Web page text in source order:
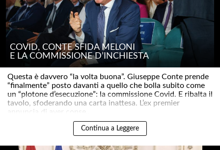
COVID, CONTE SFIDA MELONI
E LA COMMISSIONE D’INCHIESTA
Questa è davvero “la volta buona”. Giuseppe Conte prende
“finalmente” posto davanti a quello che bolla subito come
un “plotone d’esecuzione”: la commissione Covid. E ribalta il
tavolo, sfoderando una carta inattesa. L’ex premier
annuncia di aver conse..
Continua a Leggere